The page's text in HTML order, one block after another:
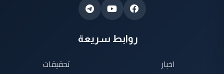
روابط سريعة
اخبار
تحقيقات